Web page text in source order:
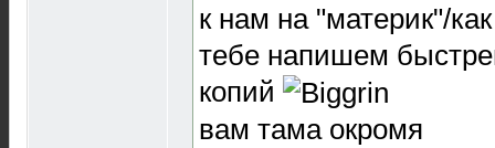
к нам на "материк"/
тебе напишем
копий
вам тама окромя